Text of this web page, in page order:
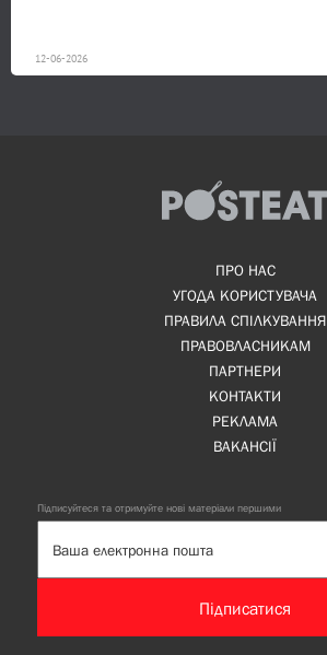
12-06-2026
ПРО НАС
УГОДА КОРИСТУВАЧА
ПРАВИЛА СПІЛКУВАННЯ
ПРАВОВЛАСНИКАМ
ПАРТНЕРИ
КОНТАКТИ
РЕКЛАМА
ВАКАНСІЇ
Підписуйтеся та отримуйте нові матеріали першими
Підписатися